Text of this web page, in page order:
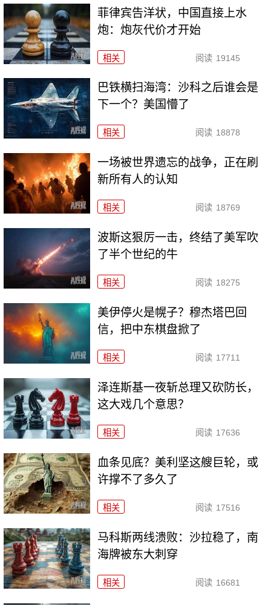
菲律宾告洋状，中国直接上水
炮：炮灰代价才开始
相关 阅读 19145
巴铁横扫海湾：沙科之后谁会是
下一个？美国懵了
相关 阅读 18878
一场被世界遗忘的战争，正在刷
新所有人的认知
相关 阅读 18769
波斯这狠厉一击，终结了美军吹
了半个世纪的牛
相关 阅读 18275
美伊停火是幌子？穆杰塔巴回
信，把中东棋盘掀了
相关 阅读 17711
泽连斯基一夜斩总理又砍防长，
这大戏几个意思？
相关 阅读 17636
血条见底？美利坚这艘巨轮，或
许撑不了多久了
相关 阅读 17516
马科斯两线溃败：沙拉稳了，南
海牌被东大刺穿
相关 阅读 16681